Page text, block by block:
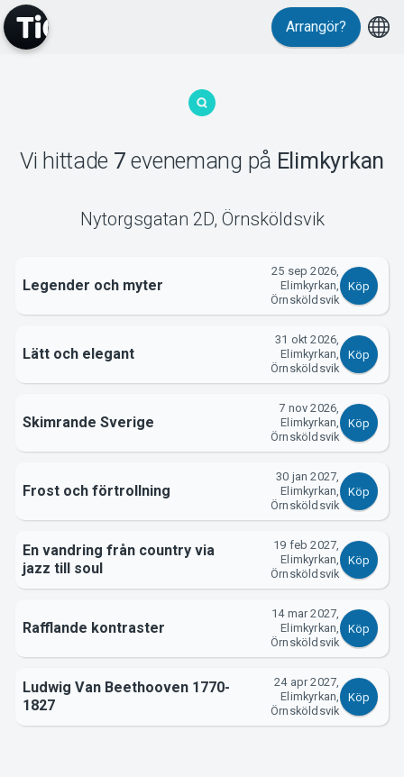
Support
Om Tickster
Arrangör?
Vi hittade 7 evenemang på Elimkyrkan
Nytorgsgatan 2D, Örnsköldsvik
Legender och myter
25 sep 2026,
Elimkyrkan,
Örnsköldsvik
Köp
Lätt och elegant
31 okt 2026,
Elimkyrkan,
Örnsköldsvik
Köp
Skimrande Sverige
7 nov 2026,
Elimkyrkan,
Örnsköldsvik
Köp
Frost och förtrollning
30 jan 2027,
Elimkyrkan,
Örnsköldsvik
Köp
En vandring från country via
jazz till soul
19 feb 2027,
Elimkyrkan,
Örnsköldsvik
Köp
Rafflande kontraster
14 mar 2027,
Elimkyrkan,
Örnsköldsvik
Köp
Ludwig Van Beethooven 1770-
1827
24 apr 2027,
Elimkyrkan,
Örnsköldsvik
Köp